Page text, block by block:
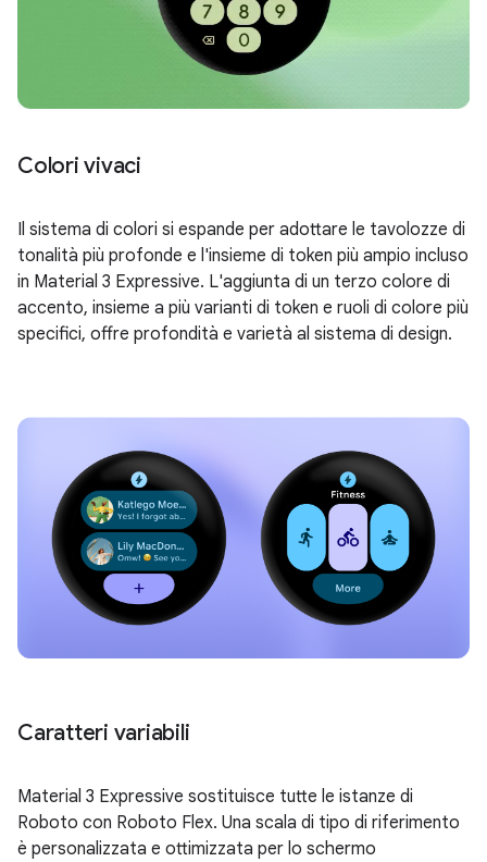
Colori vivaci
Il sistema di colori si espande per adottare le tavolozze di
tonalità più profonde e l'insieme di token più ampio incluso
in Material 3 Expressive. L'aggiunta di un terzo colore di
accento, insieme a più varianti di token e ruoli di colore più
specifici, offre profondità e varietà al sistema di design.
Caratteri variabili
Material 3 Expressive sostituisce tutte le istanze di
Roboto con Roboto Flex. Una scala di tipo di riferimento
è personalizzata e ottimizzata per lo schermo